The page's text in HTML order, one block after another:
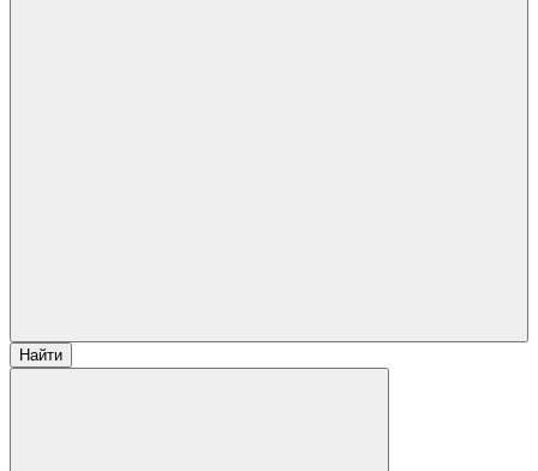
Найти